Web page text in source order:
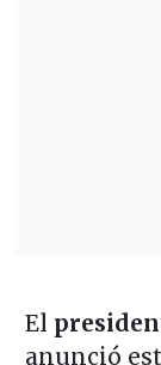
El
anunció